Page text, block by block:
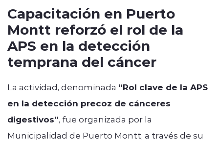
Capacitación en Puerto
Montt reforzó el rol de la
APS en la detección
temprana del cáncer
La actividad, denominada “Rol clave de la APS
en la detección precoz de cánceres
digestivos”, fue organizada por la
Municipalidad de Puerto Montt, a través de su